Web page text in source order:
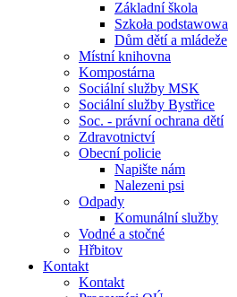
Základní škola
Szkoła podstawowa
Dům dětí a mládeže
Místní knihovna
Kompostárna
Sociální služby MSK
Sociální služby Bystřice
Soc. - právní ochrana dětí
Zdravotnictví
Obecní policie
Napište nám
Nalezeni psi
Odpady
Komunální služby
Vodné a stočné
Hřbitov
Kontakt
Kontakt